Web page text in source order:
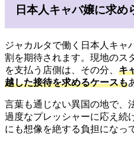
日本人キャバ嬢に求め
ジャカルタで働く日本人キャ
割を期待されます。現地のス
を支払う店側は、その分、 キ
越した接待を求めるケースも
言葉も通じない異国の地で、
過度なプレッシャーに応え続
にも想像を絶する負担になっ